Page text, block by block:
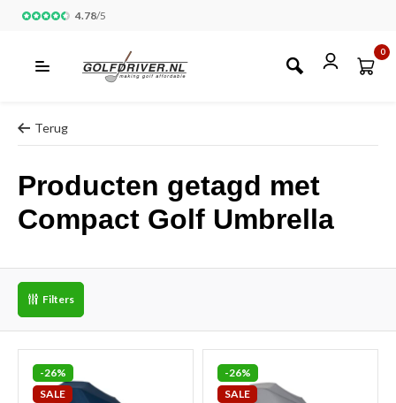
4.78/5
0
Terug
Producten getagd met
Compact Golf Umbrella
Filters
-26%
SALE
-26%
SALE